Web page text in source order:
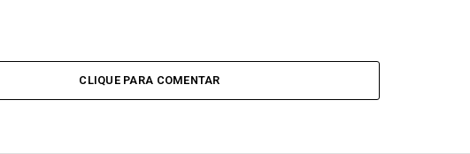
CLIQUE PARA COMENTAR